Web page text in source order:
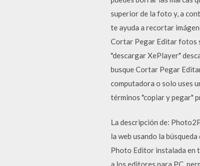
superior de la foto y, a
te ayuda a recortar
Cortar Pegar Editar fotos
"descargar XePlayer"
busque Cortar Pegar
computadora o solo uses
términos "copiar y pegar"
La descripción de:
la web usando la
Photo Editor instalada en
a los editores para PC,